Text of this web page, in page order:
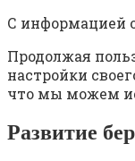
С информацией
Продолжая
настройки
что мы можем
Развитие